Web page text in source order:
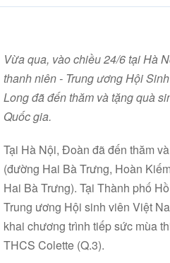
Vừa qua, vào chiều 24/6 tại Hà
thanh niên - Trung ương Hội
Long đã đến thăm và tặng quà
Quốc gia.
Tại Hà Nội, Đoàn đã đến thăm
(đường Hai Bà Trưng, Hoàn
Hai Bà Trưng). Tại Thành phố
Trung ương Hội sinh viên Việt
khai chương trình tiếp sức mùa
THCS Colette (Q.3).